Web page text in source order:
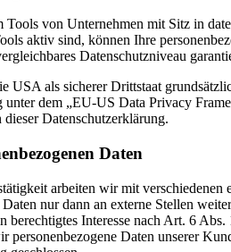
Tools von Unternehmen mit Sitz in
aktiv sind, können Ihre
Datenschutzniveau
USA als sicherer Drittstaat
dem „EU-US Data Privacy
Datenschutzerklärung.
Daten
arbeiten wir mit
Daten nur dann an externe Stellen
berechtigtes Interesse nach Art. 6
personenbezogene Daten unserer